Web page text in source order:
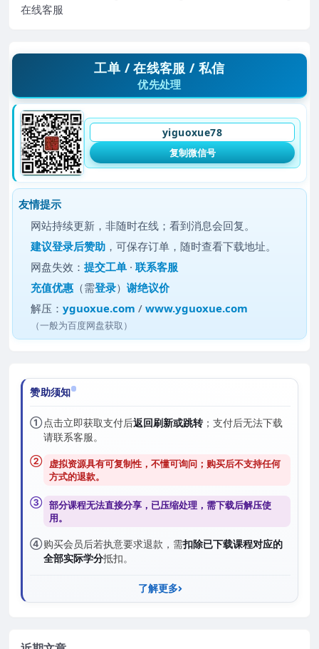
在线客服
工单 / 在线客服 / 私信
优先处理
yiguoxue78
复制微信号
友情提示
网站持续更新，非随时在线；看到消息会回复。
建议登录后赞助 ，可保存订单，随时查看下载地址。
网盘失效：提交工单 ·联系客服
充值优惠 （需登录）谢绝议价
解压：yguoxue.com /www.yguoxue.com
（一般为百度网盘获取）
赞助须知
①点击立即获取支付后返回刷新或跳转；支付后无法下载
请联系客服。
② 虚拟资源具有可复制性，不懂可询问；购买后不支持任何
方式的退款。
③ 部分课程无法直接分享，已压缩处理，需下载后解压使
用。
④购买会员后若执意要求退款，需扣除已下载课程对应的
全部实际学分抵扣。
了解更多